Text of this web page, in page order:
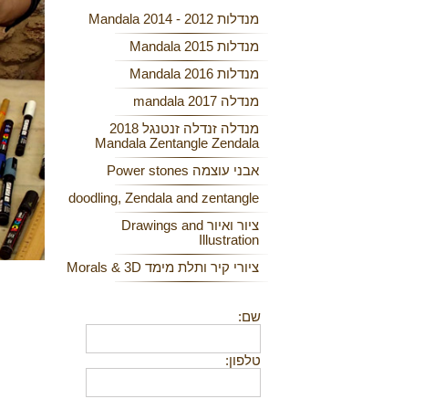
מנדלות 2012 - 2014 Mandala
מנדלות 2015 Mandala
מנדלות 2016 Mandala
מנדלה 2017 mandala
מנדלה זנדלה זנטנגל 2018
Mandala Zentangle Zendala
אבני עוצמה Power stones
doodling, Zendala and zentangle
ציור ואיור Drawings and
Illustration
ציורי קיר ותלת מימד Morals & 3D
שם:
טלפון: